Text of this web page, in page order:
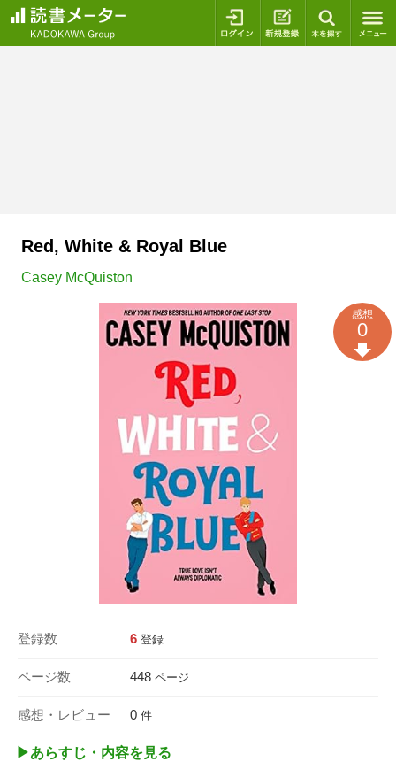
ログイン 新規登録
Red, White & Royal Blue
Casey McQuiston
登録数 6 登録
ページ数 448 ページ
感想・レビュー 0 件
感想
0
▶︎あらすじ・内容を見る